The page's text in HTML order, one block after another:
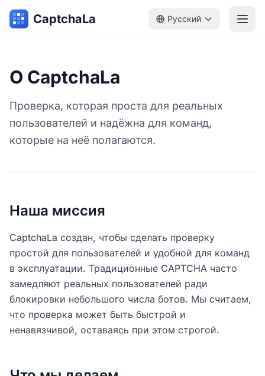
CaptchaLa Русский
О CaptchaLa
Проверка, которая проста для реальных
пользователей и надёжна для команд,
которые на неё полагаются.
Наша миссия
CaptchaLa создан, чтобы сделать проверку
простой для пользователей и удобной для команд
в эксплуатации. Традиционные CAPTCHA часто
замедляют реальных пользователей ради
блокировки небольшого числа ботов. Мы считаем,
что проверка может быть быстрой и
ненавязчивой, оставаясь при этом строгой.